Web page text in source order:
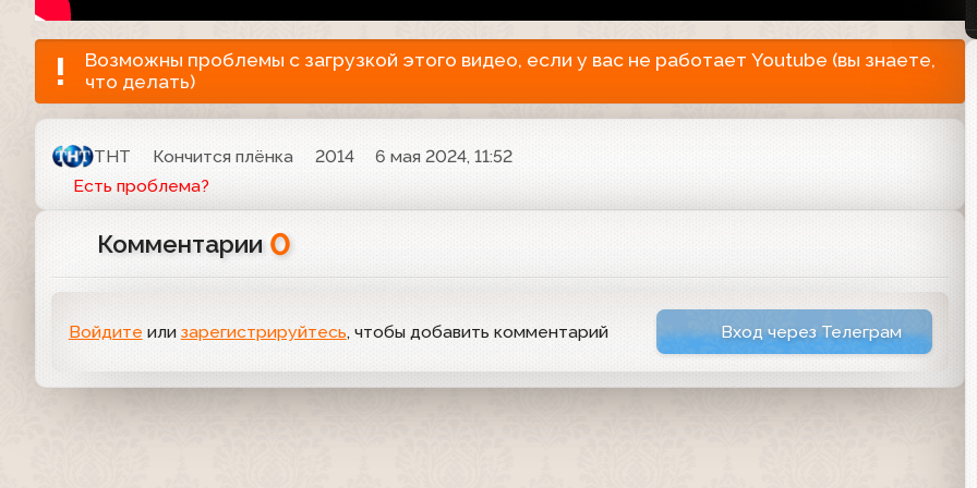
Возможны проблемы с загрузкой этого видео, если у вас не работает Youtube (вы знаете,
что делать)
ТНТ Кончится плёнка 2014
6 мая 2024, 11:52
Есть проблема?
Комментарии 0
Войдите или зарегистрируйтесь, чтобы добавить комментарий Вход через Телеграм